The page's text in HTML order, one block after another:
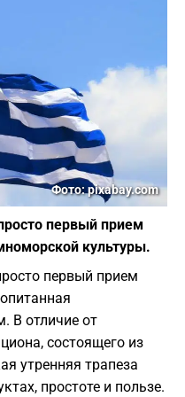
Фото: pixabay.com
первый прием
культуры.
первый прием
В отличие от
состоящего из
утренняя трапеза
простоте и пользе.